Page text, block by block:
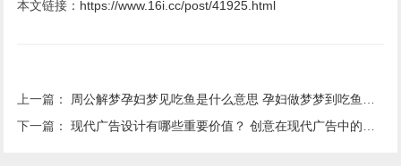
本文链接： https://www.16i.cc/post/41925.html
上一篇： 周公解梦孕妇梦见吃鱼是什么意思 孕妇做梦梦到吃鱼代表什么？好不好
下一篇：现代广告设计有哪些重要价值？ 创意在现代广告中的地位和作用